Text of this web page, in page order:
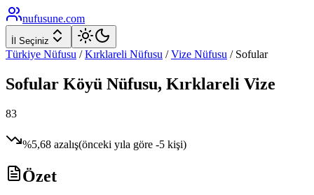
nufusune.com
İl Seçiniz
Türkiye Nüfusu / Kırklareli Nüfusu / Vize Nüfusu / Sofular
Sofular Köyü Nüfusu, Kırklareli Vize
83
%5,68 azalış(önceki yıla göre -5 kişi)
Özet